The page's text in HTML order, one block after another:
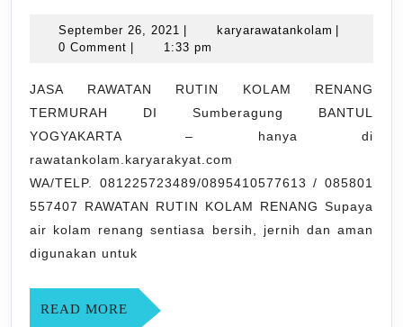
RUTIN
RENANG
TERMURAH
Sumberagung
BANTUL
YOGYAKARTA
September 26, 2021 September
26,
karyarawatankolam
0 Comment
1:33 pm
JASA RAWATAN RUTIN KOLAM RENANG
TERMURAH DI Sumberagung BANTUL
YOGYAKARTA – hanya di
rawatankolam.karyarakyat.com
WA/TELP. 081225723489/0895410577613 / 085801
557407 RAWATAN RUTIN KOLAM RENANG Supaya
air kolam renang sentiasa bersih, jernih dan aman
digunakan untuk
READ MORE READ